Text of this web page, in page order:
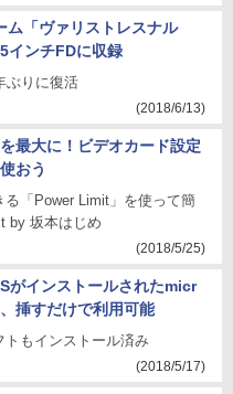
ム「ヴァリストレスナル
インチFDに収録
ぶりに復活
(2018/6/13)
最大に！ビデオカード設定
おう
る「Power Limit」を使って簡
by 坂本はじめ
(2018/5/25)
がインストールされたmicr
挿すだけで利用可能
トもインストール済み
(2018/5/17)